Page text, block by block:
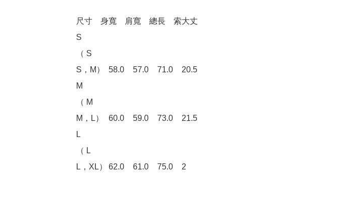
尺寸	身寬	肩寬	總長	索大丈
S
（ S
S，M）	58.0	57.0	71.0	20.5
M
（ M
M，L）	60.0	59.0	73.0	21.5
L
（ L
L，XL）	62.0	61.0	75.0	2